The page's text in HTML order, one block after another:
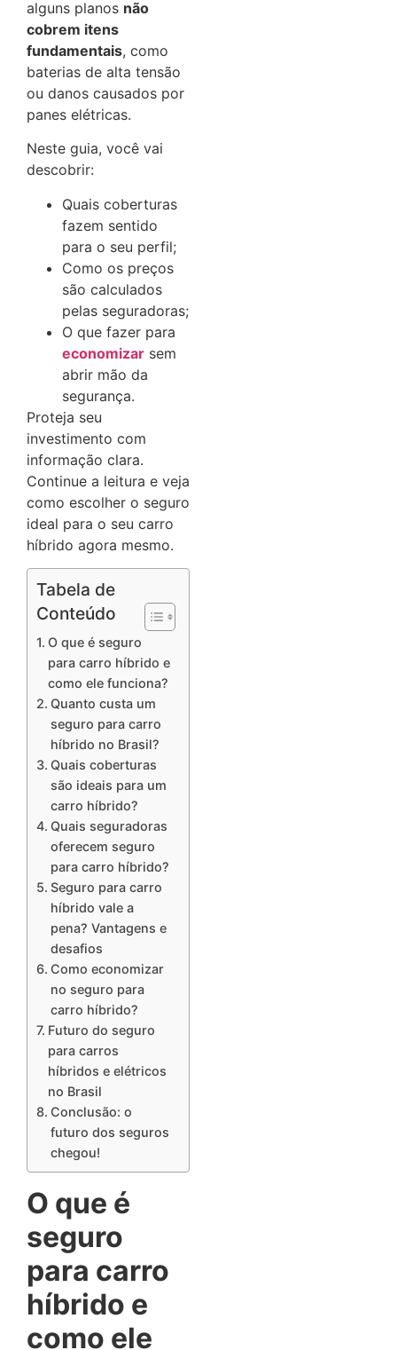
alguns planos não
cobrem itens
fundamentais, como
baterias de alta tensão
ou danos causados por
panes elétricas.
Neste guia, você vai
descobrir:
Quais coberturas
fazem sentido
para o seu perfil;
Como os preços
são calculados
pelas seguradoras;
O que fazer para
economizar sem
abrir mão da
segurança.
Proteja seu
investimento com
informação clara.
Continue a leitura e veja
como escolher o seguro
ideal para o seu carro
híbrido agora mesmo.
Tabela de
Conteúdo
O que é seguro
para carro híbrido e
como ele funciona?
Quanto custa um
seguro para carro
híbrido no Brasil?
Quais coberturas
são ideais para um
carro híbrido?
Quais seguradoras
oferecem seguro
para carro híbrido?
Seguro para carro
híbrido vale a
pena? Vantagens e
desafios
Como economizar
no seguro para
carro híbrido?
Futuro do seguro
para carros
híbridos e elétricos
no Brasil
Conclusão: o
futuro dos seguros
chegou!
O que é
seguro
para carro
híbrido e
como ele